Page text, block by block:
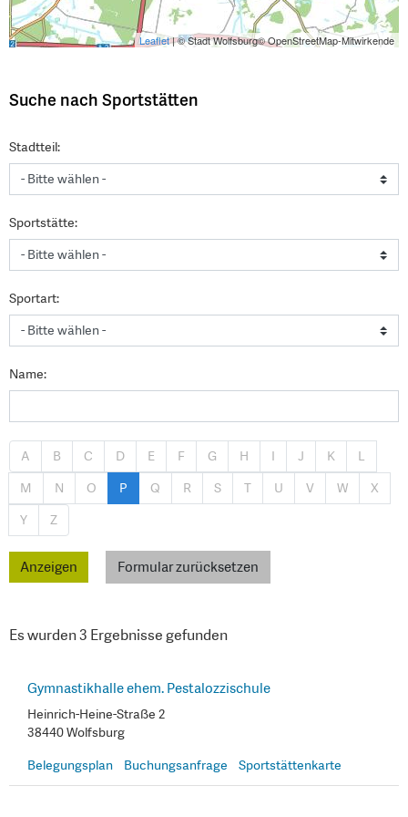
Leaflet| © Stadt Wolfsburg© OpenStreetMap-Mitwirkende
Suche nach Sportstätten
Stadtteil:
Sportstätte:
Sportart:
Name:
A B C D E F G H I J K
L
M
N O P Q R S T U V W
X
Y
Z
Formular zurücksetzen
Es wurden 3 Ergebnisse gefunden
Gymnastikhalle ehem. Pestalozzischule
Heinrich-Heine-Straße 2
38440 Wolfsburg
Belegungsplan
Buchungsanfrage Sportstättenkarte